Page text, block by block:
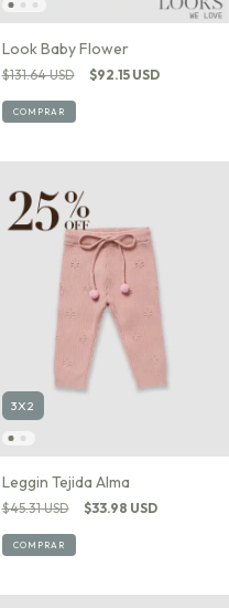
Look Baby Flower
$131.64 USD $92.15 USD
COMPRAR
3X2
Leggin Tejida Alma
$45.31 USD $33.98 USD
COMPRAR